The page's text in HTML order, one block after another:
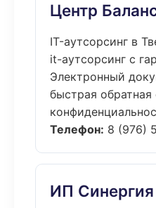
Центр
IT-аутсорсинг в
it-аутсорсинг с
Электронный
быстрая обратная
Телефон: 8 (976)
ИП